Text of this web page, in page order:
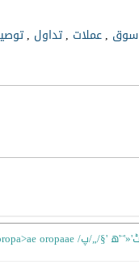
سوق , عملات , تداول ,